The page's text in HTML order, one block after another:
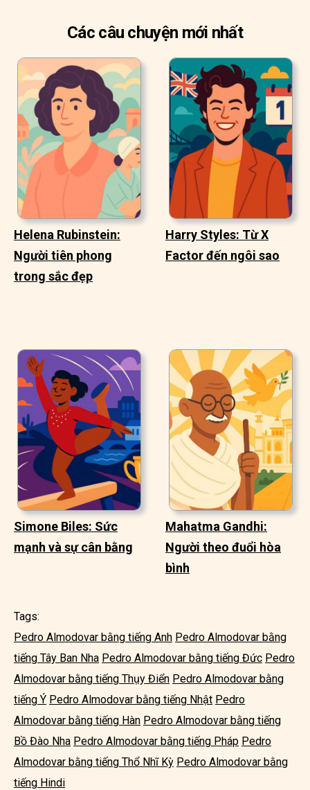
Các câu chuyện mới nhất
Helena Rubinstein:
Người tiên phong
trong sắc đẹp
Harry Styles: Từ X
Factor đến ngôi sao
Simone Biles: Sức
mạnh và sự cân bằng
Mahatma Gandhi:
Người theo đuổi hòa
bình
Tags:
Pedro Almodovar bằng tiếng Anh Pedro Almodovar bằng
tiếng Tây Ban Nha Pedro Almodovar bằng tiếng Đức Pedro
Almodovar bằng tiếng Thụy Điển Pedro Almodovar bằng
tiếng Ý Pedro Almodovar bằng tiếng Nhật Pedro
Almodovar bằng tiếng Hàn Pedro Almodovar bằng tiếng
Bồ Đào Nha Pedro Almodovar bằng tiếng Pháp Pedro
Almodovar bằng tiếng Thổ Nhĩ Kỳ Pedro Almodovar bằng
tiếng Hindi